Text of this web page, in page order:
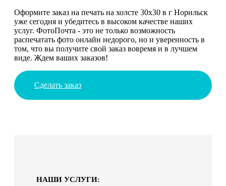
Оформите заказ на печать на холсте 30х30 в г Норильск
уже сегодня и убедитесь в высоком качестве наших
услуг. ФотоПочта - это не только возможность
распечатать фото онлайн недорого, но и уверенность в
том, что вы получите свой заказ вовремя и в лучшем
виде. Ждем ваших заказов!
Сделать заказ
НАШИ УСЛУГИ: